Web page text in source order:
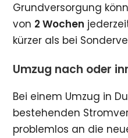
Grundversorgung
von 2 Wochen
kürzer als bei
Umzug nach oder
Bei einem Umzug in
bestehenden
problemlos an die